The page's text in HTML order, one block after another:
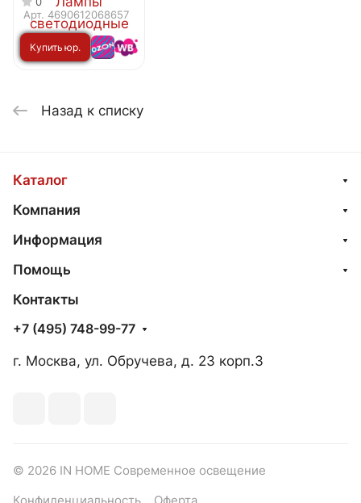
Е27 для
повышения
яйценоскости IN
HOME
Арт. 4690612068657
Купить юр.
Назад к списку
Каталог
Компания
Информация
Помощь
Контакты
+7 (495) 748-99-77
г. Москва, ул. Обручева, д. 23 корп.3
© 2026 IN HOME Современное освещение